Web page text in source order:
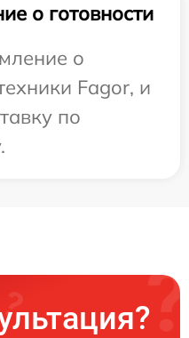
о готовности
о
Fagor, и
по